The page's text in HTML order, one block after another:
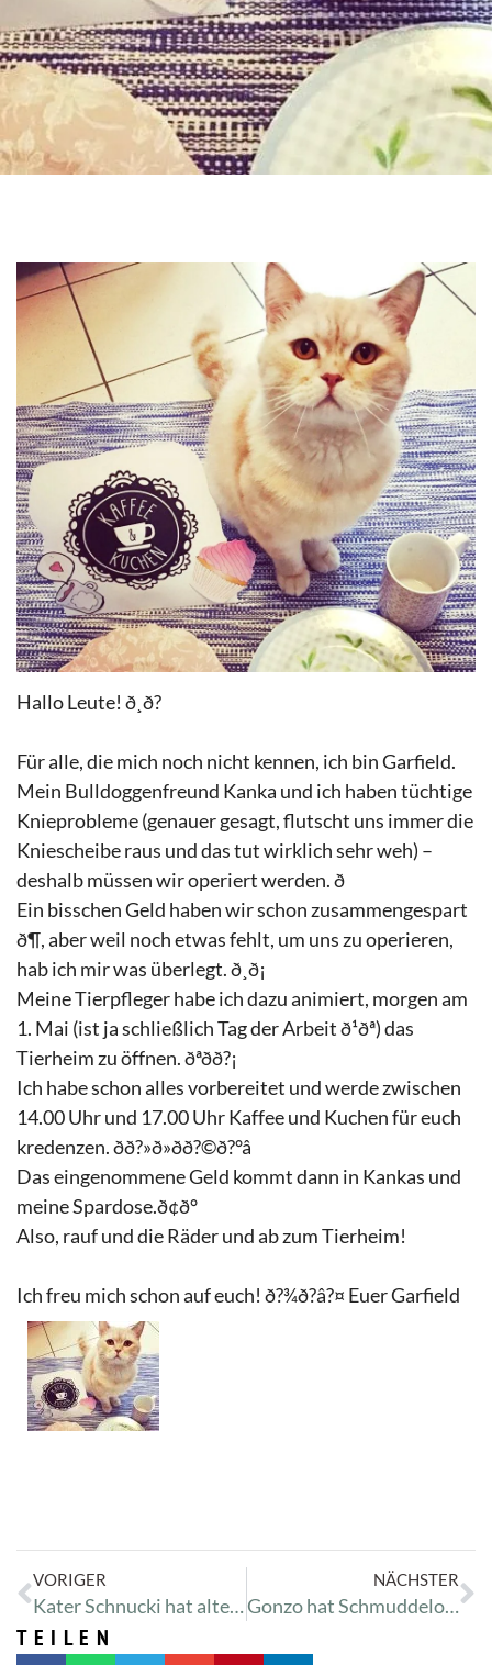
Hallo Leute! ð¸ ð?
Für alle, die mich noch nicht kennen, ich bin Garfield.
Mein Bulldoggenfreund Kanka und ich haben tüchtige
Knieprobleme (genauer gesagt, flutscht uns immer die
Kniescheibe raus und das tut wirklich sehr weh) –
deshalb müssen wir operiert werden.ð
Ein bisschen Geld haben wir schon zusammengespart
ð¶, aber weil noch etwas fehlt, um uns zu operieren,
hab ich mir was überlegt.ð¸ ð¡
Meine Tierpfleger habe ich dazu animiert, morgen am
1. Mai (ist ja schließlich Tag der Arbeitð¹ðª) das
Tierheim zu öffnen.ðªðð?¡
Ich habe schon alles vorbereitet und werde zwischen
14.00 Uhr und 17.00 Uhr Kaffee und Kuchen für euch
kredenzen.ðð?»ð»ðð?©ð?°â
Das eingenommene Geld kommt dann in Kankas und
meine Spardose.ð¢ð°
Also, rauf und die Räder und ab zum Tierheim!
Ich freu mich schon auf euch! ð?¾ð?â?¤ Euer Garfield
VORIGER
Kater Schnucki hat alte Verletzung
NÄCHSTER
Gonzo hat Schmuddelohren
TEILEN